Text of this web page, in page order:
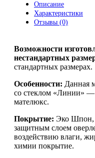
Описание
Характеристики
Отзывы (0)
Возможности
нестандартных
стандартных размерах.
Особенности: Данная
со стеклом «Линии» —
мателюкс.
Покрытие: Эко Шпон,
защитным слоем
воздействию влаги,
химии покрытие.